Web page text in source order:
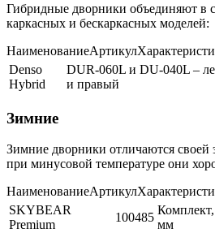
Гибридные дворники объединяют в
каркасных и бескаркасных моделей:
Denso
Hybrid
DUR-060L и DU-040L –
и правый
Зимние
Зимние дворники отличаются своей
при минусовой температуре они
SKYBEAR
Premium
100485
мм